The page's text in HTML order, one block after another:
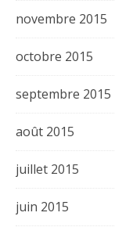
novembre 2015
octobre 2015
septembre 2015
août 2015
juillet 2015
juin 2015